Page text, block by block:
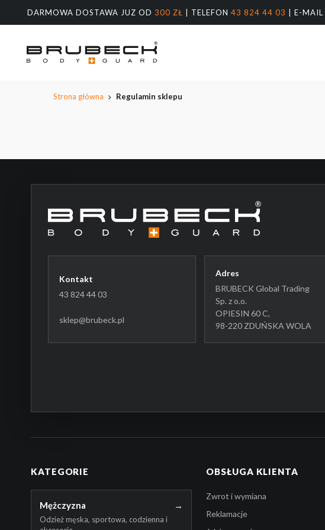
głównej
DARMOWA DOSTAWA JUZ OD 300 ZŁ | TELEFON 43 824 44 03 | E-MAIL
Strona główna Regulamin sklepu
Kontakt
43 824 44 03
sklep@brubeck.pl
Adres
BRUBECK Global Trading
Sp. z o.o.
OPIESIN 60 C,
98-220 ZDUŃSKA WOLA
KATEGORIE
Mężczyzna →
Odzież męska, sportowa, codzienna i
OBSŁUGA KLIENTA
Zwrot i wymiana
Reklamacje